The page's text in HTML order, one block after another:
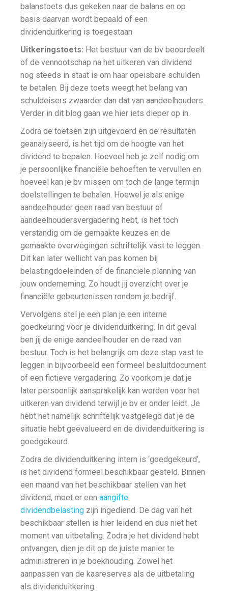
balanstoets dus gekeken naar de balans en op
basis daarvan wordt bepaald of een
dividenduitkering is toegestaan
Uitkeringstoets: Het bestuur van de bv beoordeelt
of de vennootschap na het uitkeren van dividend
nog steeds in staat is om haar opeisbare schulden
te betalen. Bij deze toets weegt het belang van
schuldeisers zwaarder dan dat van aandeelhouders.
Verder in dit blog gaan we hier iets dieper op in.
Zodra de toetsen zijn uitgevoerd en de resultaten
geanalyseerd, is het tijd om de hoogte van het
dividend te bepalen. Hoeveel heb je zelf nodig om
je persoonlijke financiële behoeften te vervullen en
hoeveel kan je bv missen om toch de lange termijn
doelstellingen te behalen. Hoewel je als enige
aandeelhouder geen raad van bestuur of
aandeelhoudersvergadering hebt, is het toch
verstandig om de gemaakte keuzes en de
gemaakte overwegingen schriftelijk vast te leggen.
Dit kan later wellicht van pas komen bij
belastingdoeleinden of de financiële planning van
jouw onderneming. Zo houdt jij overzicht over je
financiële gebeurtenissen rondom je bedrijf.
Vervolgens stel je een plan je een interne
goedkeuring voor je dividenduitkering. In dit geval
ben jij de enige aandeelhouder en de raad van
bestuur. Toch is het belangrijk om deze stap vast te
leggen in bijvoorbeeld een formeel besluitdocument
of een fictieve vergadering. Zo voorkom je dat je
later persoonlijk aansprakelijk kan worden voor het
uitkeren van dividend terwijl je bv er onder leidt. Je
hebt het namelijk schriftelijk vastgelegd dat je de
situatie hebt geëvalueerd en de dividenduitkering is
goedgekeurd.
Zodra de dividenduitkering intern is ‘goedgekeurd’,
is het dividend formeel beschikbaar gesteld. Binnen
een maand van het beschikbaar stellen van het
dividend, moet er een aangifte
dividendbelasting zijn ingediend. De dag van het
beschikbaar stellen is hier leidend en dus niet het
moment van uitbetaling. Zodra je het dividend hebt
ontvangen, dien je dit op de juiste manier te
administreren in je boekhouding. Zowel het
aanpassen van de kasreserves als de uitbetaling
als dividenduitkering.